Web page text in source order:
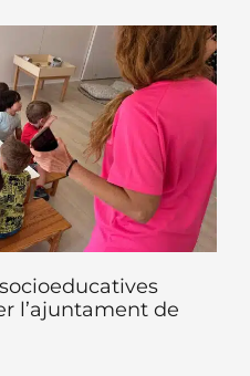
l’ajuntament de